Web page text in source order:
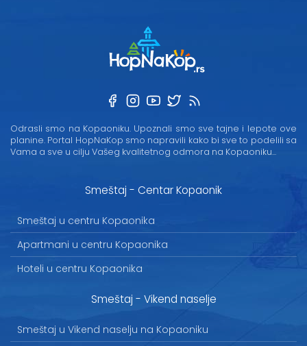
Odrasli smo na Kopaoniku. Upoznali smo sve tajne i lepote ove
planine. Portal HopNaKop smo napravili kako bi sve to podelili sa
Vama a sve u cilju Vašeg kvalitetnog odmora na Kopaoniku...
Smeštaj - Centar Kopaonik
Smeštaj u centru Kopaonika
Apartmani u centru Kopaonika
Hoteli u centru Kopaonika
Smeštaj - Vikend naselje
Smeštaj u Vikend naselju na Kopaoniku